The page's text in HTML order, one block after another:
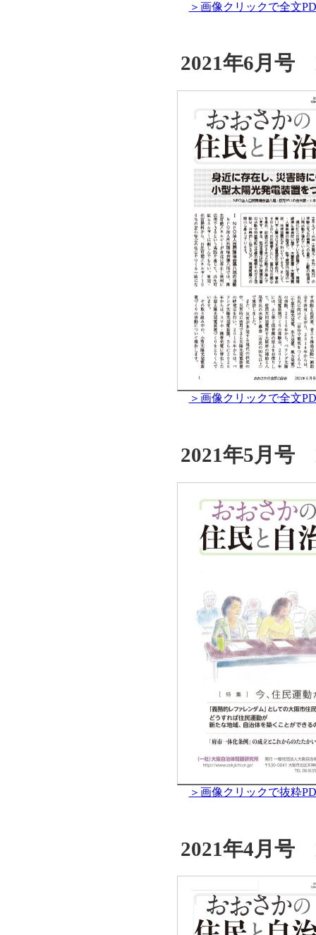
＞画像クリックで全文
2021年6月号
＞画像クリックで全文
2021年5月号
＞画像クリックで抜粋
2021年4月号